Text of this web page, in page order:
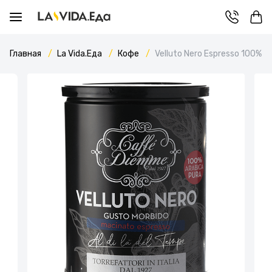
Главная La Vida.Еда Кофе Velluto Nero Espresso 100%